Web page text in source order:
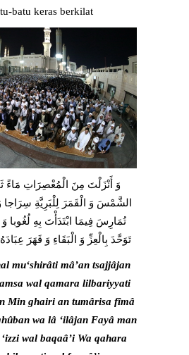
batu keras berkilat
الشَّمْسَ وَ الْقَمَرَ لِلْبَرِيَّةِ سِرَاجا
تُمَارِسَ فِيمَا ابْتَدَأْتَ بِهِ لُغُوبا وَ
تَوَحَّدَ بِالْعِزِّ وَ الْبَقَاءِ وَ قَهَرَ
mu‘shirâti mâ’an tsajjâjan
wal qamara lilbariyyati
Min ghairi an tumârisa fîmâ
wa lâ ‘ilâjan Fayâ man
wal baqaâ’i Wa qahara